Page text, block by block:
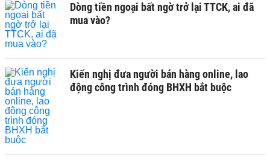
Dòng tiền ngoại bất ngờ trở lại TTCK, ai đã
mua vào?
Kiến nghị đưa người bán hàng online, lao
động công trình đóng BHXH bắt buộc